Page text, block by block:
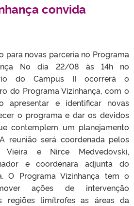
convida
para novas parceria no Programa
No dia 22/08 às 14h no
do Campus II ocorrerá o
do Programa Vizinhança, com o
apresentar e identificar novas
o programa e dar os devidos
contemplem um planejamento
reunião será coordenada pelos
Vieira e Nirce Medvedovski,
e coordenara adjunta do
O Programa Vizinhança tem o
ações de intervenção
regiões limítrofes as áreas da